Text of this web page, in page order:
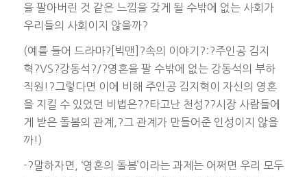
을 팔아버린 것 같은 느낌을 갖게 될 수밖에 없는 사회가
우리들의 사회이지 않을까?
(예를 들어 드라마?[빅맨]?속의 이야기?:?주인공 김지
혁?VS?강동석?/?영혼을 팔 수밖에 없는 강동석의 부하
직원!?그렇다면 이에 비해 주인공 김지혁이 자신의 영혼
을 지킬 수 있었던 비법은??타고난 천성??시장 사람들에
게 받은 돌봄의 관계,?그 관계가 만들어준 인성이지 않을
까!)
-?말하자면, ‘영혼의 돌봄’이라는 과제는 어쩌면 우리 모두